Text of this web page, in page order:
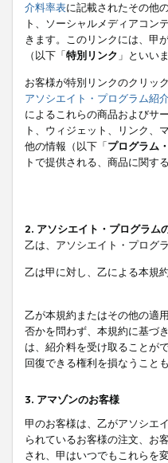
介料率表に記載されたその他
ト、ソーシャルメディアコン
きます。このリンクには、甲
（以下「特別リンク 」といい
お客様が特別リンクのクリッ
アソシエイト・プログラム紹
によるこれらの商品およびサ
ト、ウィジェット、リンク、
他の情報（以下「プログラム
トで提供される、商品に関す
2. アソシエイト・プログラム
乙は、アソシエイト・プログ
乙は甲に対し、乙による本規
乙が本規約またはその他の適
否かを問わず、本規約に基づ
は、紹介料を受け取ることが
回復できる権利を損なうこと
3. アマゾンのお客様
甲のお客様は、乙がアソシエ
られているお客様の注文、お
され、甲はいつでもこれらを